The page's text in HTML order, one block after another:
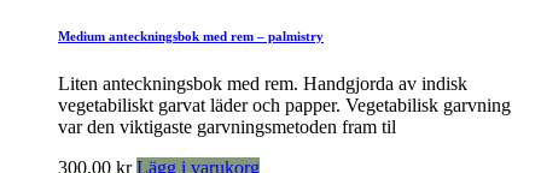
Medium anteckningsbok med rem – palmistry
Liten anteckningsbok med rem. Handgjorda av indisk
vegetabiliskt garvat läder och papper. Vegetabilisk garvning
var den viktigaste garvningsmetoden fram til
300,00 kr Lägg i varukorg